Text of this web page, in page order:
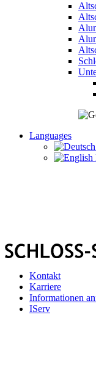
Languages
Kontakt
Karriere
Informationen
IServ